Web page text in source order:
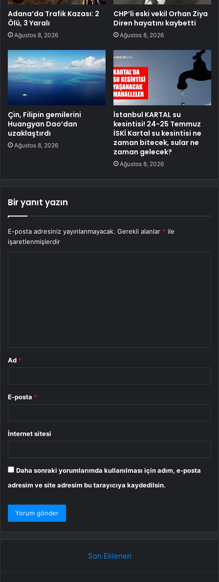
Adana’da Trafik Kazası: 2
Ölü, 3 Yaralı
Ağustos 8, 2026
CHP’li eski vekil Orhan Ziya
Diren hayatını kaybetti
Ağustos 8, 2026
Çin, Filipin gemilerini
Huangyan Dao’dan
uzaklaştırdı
Ağustos 8, 2026
İstanbul KARTAL su
kesintisi! 24-25 Temmuz
İSKİ Kartal su kesintisi ne
zaman bitecek, sular ne
zaman gelecek?
Ağustos 8, 2026
Bir yanıt yazın
E-posta adresiniz yayınlanmayacak. Gerekli alanlar * ile
işaretlenmişlerdir
Ad *
E-posta *
İnternet sitesi
Daha sonraki yorumlarımda kullanılması için adım, e-posta
adresim ve site adresim bu tarayıcıya kaydedilsin.
Son Eklenen